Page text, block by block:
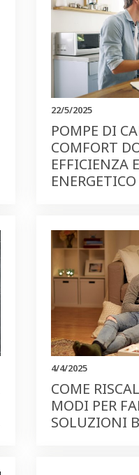
22/5/2025
POMPE DI
COMFORT
EFFICIENZA
ENERGETICO
4/4/2025
COME
MODI PER
SOLUZIONI